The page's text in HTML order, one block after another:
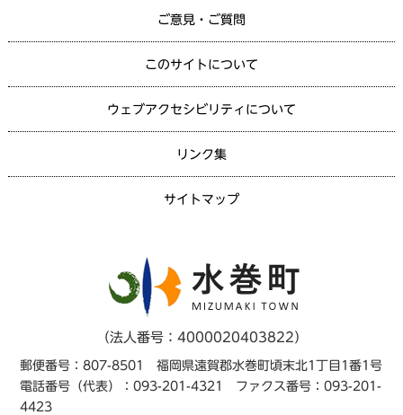
ご意見・ご質問
このサイトについて
ウェブアクセシビリティについて
リンク集
サイトマップ
（法人番号：4000020403822）
郵便番号：807-8501 福岡県遠賀郡水巻町頃末北1丁目1番1号
電話番号（代表）：093-201-4321 ファクス番号：093-201-
4423